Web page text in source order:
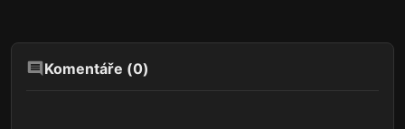
Komentáře (0)